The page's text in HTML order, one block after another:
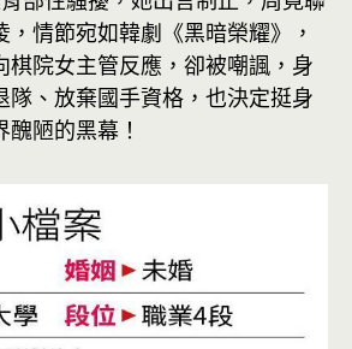
情節宛如韓劇《黑暗榮耀》，
棋院女主管反應，卻被嘲諷，身
隊、放棄國手資格，也決定挺身
陋的黑幕！